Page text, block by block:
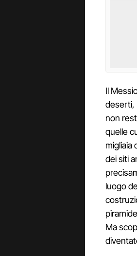
Il
deserti,
non
quelle
migliaia
dei siti
luogo
Ma